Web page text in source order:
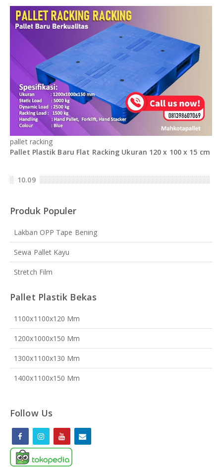
pallet racking
Pallet Plastik Baru Flat Racking Ukuran 120 x 100 x 15 cm
10.09
Produk Populer
Lakban OPP Tape Bening
Sewa Pallet Kayu
Stretch Film
Pallet Plastik Bekas
1100x1100x120 Mm
1200x1000x150 Mm
1300x1100x130 Mm
1400x1100x150 Mm
Follow Us